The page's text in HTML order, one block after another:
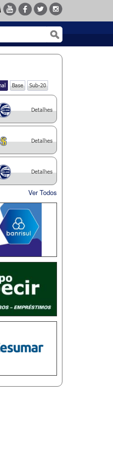
Base Sub-20
Detalhes
Detalhes
Detalhes
Ver Todos